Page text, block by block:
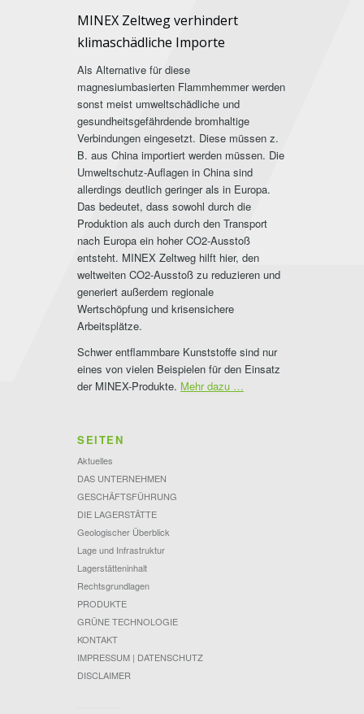
MINEX Zeltweg verhindert
klimaschädliche Importe
Als Alternative für diese
magnesiumbasierten Flammhemmer werden
sonst meist umweltschädliche und
gesundheitsgefährdende bromhaltige
Verbindungen eingesetzt. Diese müssen z.
B. aus China importiert werden müssen. Die
Umweltschutz-Auflagen in China sind
allerdings deutlich geringer als in Europa.
Das bedeutet, dass sowohl durch die
Produktion als auch durch den Transport
nach Europa ein hoher CO2-Ausstoß
entsteht. MINEX Zeltweg hilft hier, den
weltweiten CO2-Ausstoß zu reduzieren und
generiert außerdem regionale
Wertschöpfung und krisensichere
Arbeitsplätze.
Schwer entflammbare Kunststoffe sind nur
eines von vielen Beispielen für den Einsatz
der MINEX-Produkte. Mehr dazu …
SEITEN
Aktuelles
DAS UNTERNEHMEN
GESCHÄFTSFÜHRUNG
DIE LAGERSTÄTTE
Geologischer Überblick
Lage und Infrastruktur
Lagerstätteninhalt
Rechtsgrundlagen
PRODUKTE
GRÜNE TECHNOLOGIE
KONTAKT
IMPRESSUM | DATENSCHUTZ
DISCLAIMER